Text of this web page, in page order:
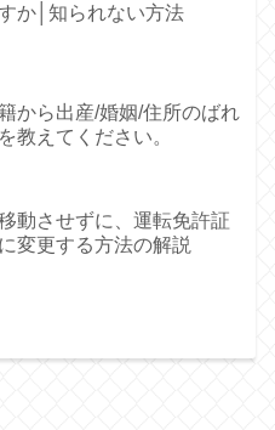
か│知られない方法
から出産/婚姻/住所のばれ
教えてください。
動させずに、運転免許証
変更する方法の解説